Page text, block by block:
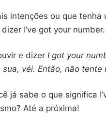
intenções ou que
I’ve got your number.
e dizerI got your
sua, véi. Então, não
já sabe o que significa
Até a próxima!